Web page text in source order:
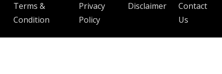
Terms &
Condition
Privacy
Policy
Disclaimer
Contact
Us